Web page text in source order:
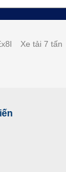
Xe tải 7 tấn